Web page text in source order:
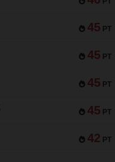
45 PT
45 PT
45 PT
45 PT
42 PT